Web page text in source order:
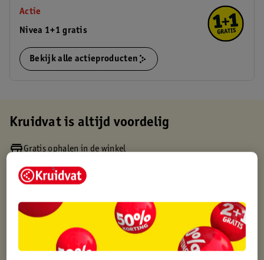
Actie
Nivea 1+1 gratis
Bekijk alle actieproducten
Kruidvat is altijd voordelig
Gratis ophalen in de winkel
Gratis thuisbezorgd vanaf 50.00
Gratis punten met je Kruidvat kaart